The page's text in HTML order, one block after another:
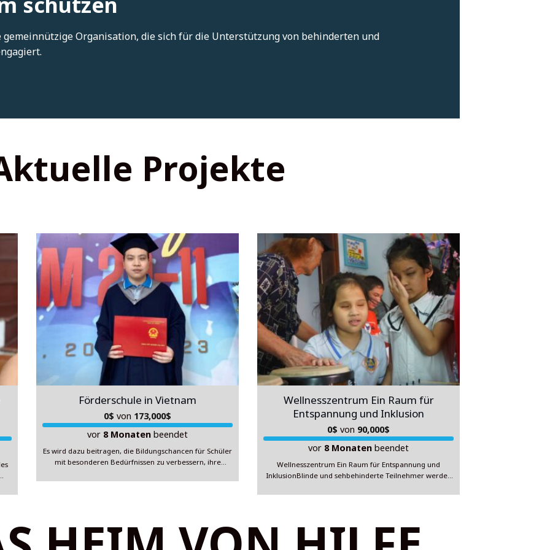
gemeinnützige Organisation, die sich für die Unterstützung von behinderten und
Projekte
Förderschule in Vietnam
0$ von 173,000$
vor 8 Monaten beendet
Es wird dazu beitragen, die Bildungschancen für Schüler
mit besonderen Bedürfnissen zu verbessern, ihre
Entwicklung und Selbständigkeit zu unterstützen.
pädagogischen Bedürfnissen eingehen. Trotz einiger
Fortschritte im Bildungssystem des Landes gibt
Wellnesszentrum Ein Raum für
Entspannung und Inklusion
0$ von 90,000$
vor 8 Monaten beendet
Wellnesszentrum Ein Raum für Entspannung und
InklusionBlinde und sehbehinderte Teilnehmer werden
Wellnessdienstleistungen ausgebildet, wobei
Ausbildungsinhalte und Wellnessangebote umfassen: 1.
Traditionelle vietnamesische Kräuterbehandlungen: –